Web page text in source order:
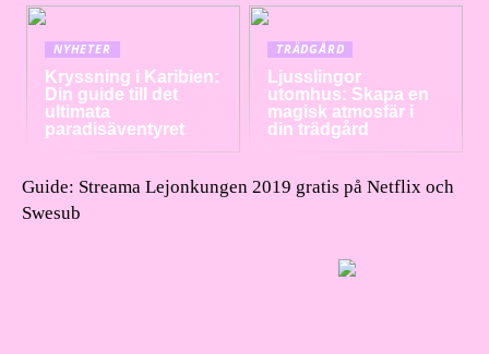
NYHETER
Kryssning i Karibien:
Din guide till det
ultimata
paradisäventyret
TRÄDGÅRD
Ljusslingor
utomhus: Skapa en
magisk atmosfär i
din trädgård
Guide: Streama Lejonkungen 2019 gratis på Netflix och
Swesub